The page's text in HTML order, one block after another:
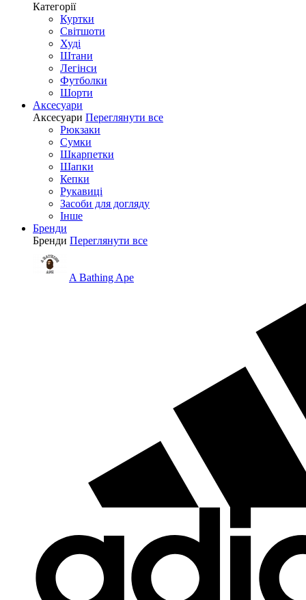
Категорії
Куртки
Світшоти
Худі
Штани
Легінси
Футболки
Шорти
Аксесуари
Аксесуари Переглянути все
Рюкзаки
Сумки
Шкарпетки
Шапки
Кепки
Рукавиці
Засоби для догляду
Інше
Бренди
Бренди Переглянути все
A Bathing Ape